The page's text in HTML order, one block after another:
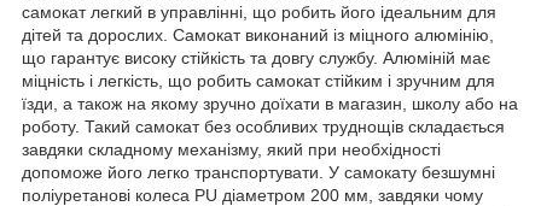
самокат легкий в управлінні, що робить його ідеальним для
дітей та дорослих. Самокат виконаний із міцного алюмінію,
що гарантує високу стійкість та довгу службу. Алюміній має
міцність і легкість, що робить самокат стійким і зручним для
їзди, а також на якому зручно доїхати в магазин, школу або на
роботу. Такий самокат без особливих труднощів складається
завдяки складному механізму, який при необхідності
допоможе його легко транспортувати. У самокату безшумні
поліуретанові колеса PU діаметром 200 мм, завдяки чому